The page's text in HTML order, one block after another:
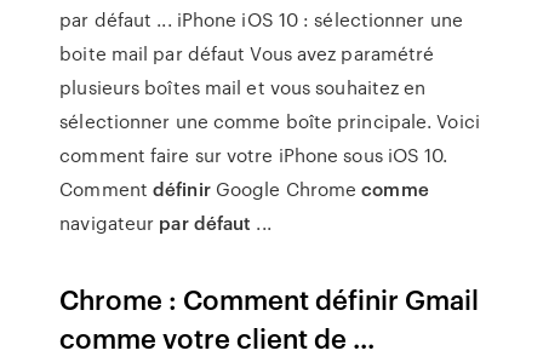
par défaut ... iPhone iOS 10 : sélectionner une
boite mail par défaut Vous avez paramétré
plusieurs boîtes mail et vous souhaitez en
sélectionner une comme boîte principale. Voici
comment faire sur votre iPhone sous iOS 10.
CommentdéfinirGoogle Chromecomme
navigateur par défaut ...
Chrome : Comment définir Gmail
comme votre client de ...